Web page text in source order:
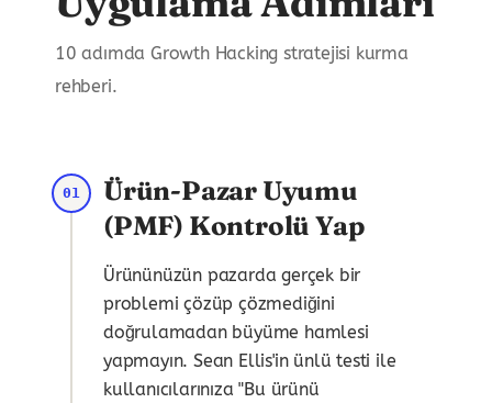
10 adımda Growth Hacking stratejisi kurma
rehberi.
01
Ürün-Pazar Uyumu
(PMF) Kontrolü Yap
Ürününüzün pazarda gerçek bir
problemi çözüp çözmediğini
doğrulamadan büyüme hamlesi
yapmayın. Sean Ellis'in ünlü testi ile
kullanıcılarınıza "Bu ürünü